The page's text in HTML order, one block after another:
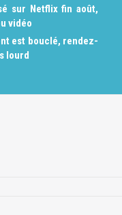
sur Netflix fin août,
vidéo
est bouclé, rendez-
lourd